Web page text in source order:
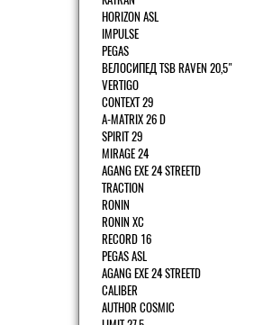
HORIZON ASL
IMPULSE
PEGAS
ВЕЛОСИПЕД TSB RAVEN 20,5"
VERTIGO
CONTEXT 29
A-MATRIX 26 D
SPIRIT 29
MIRAGE 24
AGANG EXE 24 STREETD
TRACTION
RONIN
RONIN XC
RECORD 16
PEGAS ASL
AGANG EXE 24 STREETD
CALIBER
AUTHOR COSMIC